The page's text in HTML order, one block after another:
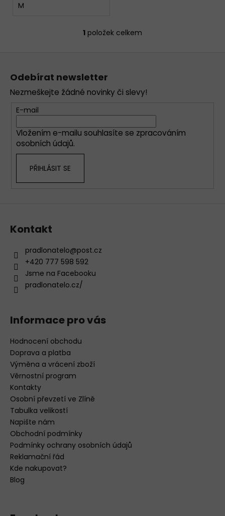
M
O
a
í
p
r
1 položek celkem
Odebírat newsletter
Nezmeškejte žádné novinky či slevy!
E-mail
Vložením e-mailu souhlasíte se zpracováním
osobních údajů.
PŘIHLÁSIT SE
Kontakt
pradlonatelo@post.cz
+420 777 598 592
Jsme na Facebooku
pradlonatelo.cz/
Informace pro vás
Hodnocení obchodu
Doprava a platba
Výměna a vrácení zboží
Věrnostní program
Kontakty
Osobní převzetí ve Zlíně
Tabulka velikostí
Napište nám
Obchodní podmínky
Podmínky ochrany osobních údajů
Reklamační řád
Kde nakupovat?
Blog